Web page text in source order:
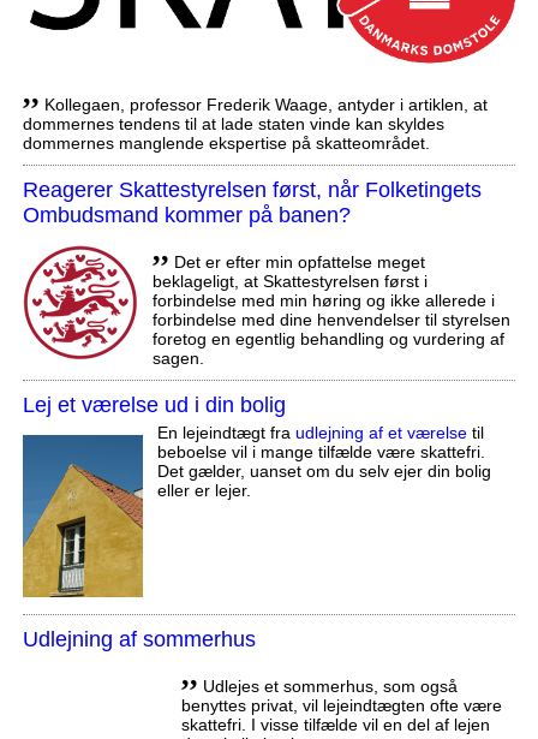
,, Kollegaen, professor Frederik Waage, antyder i artiklen, at
dommernes tendens til at lade staten vinde kan skyldes
dommernes manglende ekspertise på skatteområdet.
Reagerer Skattestyrelsen først, når Folketingets
Ombudsmand kommer på banen?
,, Det er efter min opfattelse meget
beklageligt, at Skattestyrelsen først i
forbindelse med min høring og ikke allerede i
forbindelse med dine henvendelser til styrelsen
foretog en egentlig behandling og vurdering af
sagen.
Lej et værelse ud i din bolig
En lejeindtægt fra udlejning af et værelsetil
beboelse vil i mange tilfælde være skattefri.
Det gælder, uanset om du selv ejer din bolig
eller er lejer.
Udlejning af sommerhus
,, Udlejes et sommerhus, som også
benyttes privat, vil lejeindtægten ofte være
skattefri. I visse tilfælde vil en del af lejen